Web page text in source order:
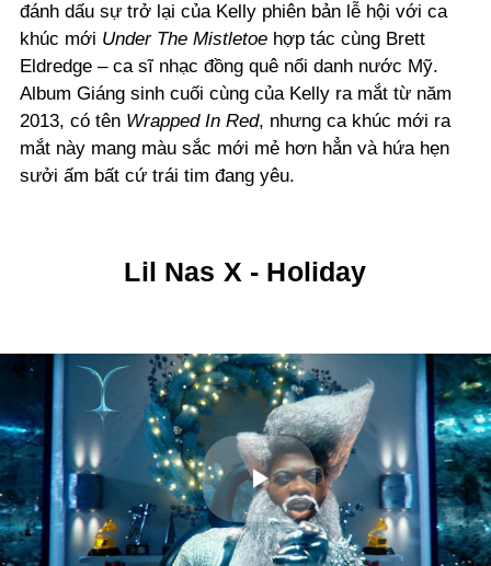
đánh dấu sự trở lại của Kelly phiên bản lễ hội với ca
khúc mới Under The Mistletoe hợp tác cùng Brett
Eldredge – ca sĩ nhạc đồng quê nổi danh nước Mỹ.
Album Giáng sinh cuối cùng của Kelly ra mắt từ năm
2013, có tên Wrapped In Red, nhưng ca khúc mới ra
mắt này mang màu sắc mới mẻ hơn hẳn và hứa hẹn
sưởi ấm bất cứ trái tim đang yêu.
Lil Nas X - Holiday
Play